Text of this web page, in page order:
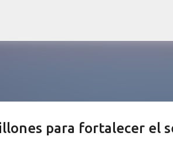
para fortalecer el